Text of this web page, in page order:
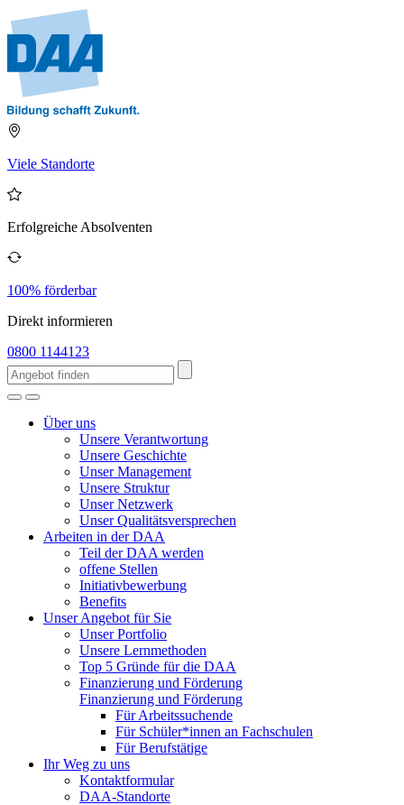
Viele Standorte
Erfolgreiche Absolventen
100% förderbar
Direkt informieren
0800 1144123
Über uns
Unsere Verantwortung
Unsere Geschichte
Unser Management
Unsere Struktur
Unser Netzwerk
Unser Qualitätsversprechen
Arbeiten in der DAA
Teil der DAA werden
offene Stellen
Initiativbewerbung
Benefits
Unser Angebot für Sie
Unser Portfolio
Unsere Lernmethoden
Top 5 Gründe für die DAA
Finanzierung und Förderung
Finanzierung und Förderung
Für Arbeitssuchende
Für Schüler*innen an Fachschulen
Für Berufstätige
Ihr Weg zu uns
Kontaktformular
DAA-Standorte